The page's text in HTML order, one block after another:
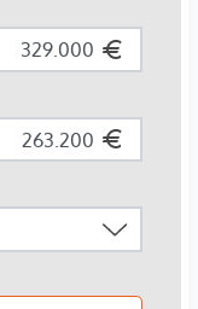
mit
m² und 2-5
werden 10
kompakte
verfügen:
Lochblech-